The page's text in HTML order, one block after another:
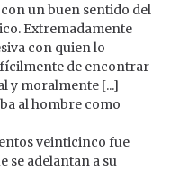
un buen sentido del
Extremadamente
con quien lo
de encontrar
y moralmente [...]
al hombre como
veinticinco fue
se adelantan a su